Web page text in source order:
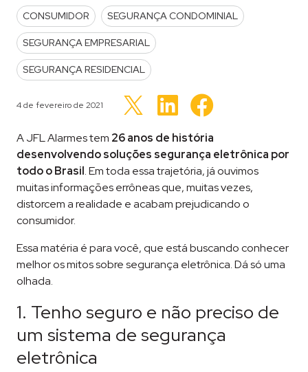
POSTED IN
CONSUMIDOR SEGURANÇA CONDOMINIAL
SEGURANÇA EMPRESARIAL
SEGURANÇA RESIDENCIAL
Publicado em
4 de fevereiro de 2021 Clique
compartilhar
Twitter(abre
em
janela)
Clique
para
compartilhar
em
nova
janela) janela)
A JFL Alarmes tem 26 anos de história
desenvolvendo soluções segurança eletrônica por
todo o Brasil. Em toda essa trajetória, já ouvimos
muitas informações errôneas que, muitas vezes,
distorcem a realidade e acabam prejudicando o
consumidor.
Essa matéria é para você, que está buscando conhecer
melhor os mitos sobre segurança eletrônica. Dá só uma
olhada.
1. Tenho seguro e não preciso de
um sistema de segurança
eletrônica